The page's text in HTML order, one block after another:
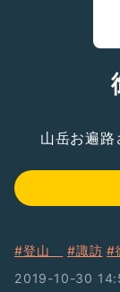
山岳お遍路
#登山 #諏訪 #
2019-10-30